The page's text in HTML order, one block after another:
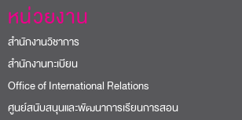
หน่วยงาน
สำนักงานวิชาการ
สำนักงานทะเบียน
Office of International Relations
ศูนย์สนับสนุนและพัฒนาการเรียนการสอน